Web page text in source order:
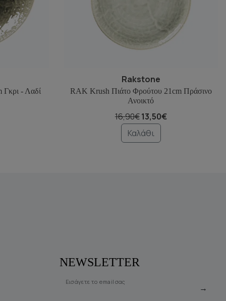
- Λαδί
Rakstone
RAK Krush Πιάτο Φρούτου 21cm Πράσινο
Ανοικτό
16,90€13,50€
Καλάθι
NEWSLETTER
Εισάγετε το email σας
→